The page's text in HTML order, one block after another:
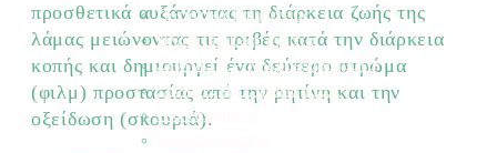
προσθετικά αυξάνοντας τη διάρκεια ζωής της
λάμας μειώνοντας τις τριβές κατά την διάρκεια
κοπής και δημιουργεί ένα δεύτερο στρώμα
(φιλμ) προστασίας από την ρητίνη και την
οξείδωση (σκουριά).
Ποτιστικά Επιφανείας
Πλαστικά Εξαρτήματα
Σταλάκτες – Μικροεξαρτήματα
Σωλήνες Αυτ. Ποτίσματος
Ηλεκτροβάνες